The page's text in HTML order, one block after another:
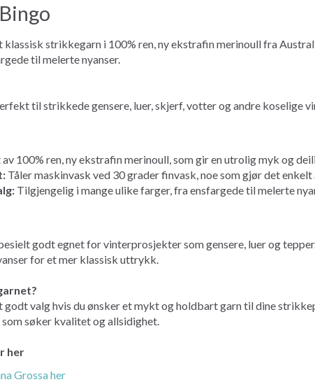
klassisk strikkegarn i 100% ren, ny ekstrafin merinoull fra
til melerte nyanser.
til strikkede gensere, luer, skjerf, votter og andre
av 100% ren, ny ekstrafin merinoull, som gir en utrolig myk og
Tåler maskinvask ved 30 grader finvask, noe som gjør det
Tilgjengelig i mange ulike farger, fra ensfargede til melerte
godt egnet for vinterprosjekter som gensere, luer og
for et mer klassisk uttrykk.
godt valg hvis du ønsker et mykt og holdbart garn til dine
søker kvalitet og allsidighet.
her
Grossa her